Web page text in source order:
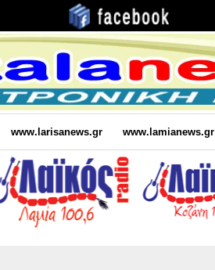
www.larisanews.gr www.lamianews.gr